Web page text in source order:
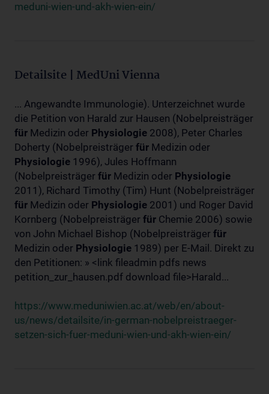
meduni-wien-und-akh-wien-ein/
Detailsite | MedUni Vienna
... Angewandte Immunologie). Unterzeichnet wurde
die Petition von Harald zur Hausen (Nobelpreisträger
für Medizin oder Physiologie 2008), Peter Charles
Doherty (Nobelpreisträger für Medizin oder
Physiologie 1996), Jules Hoffmann
(Nobelpreisträger für Medizin oder Physiologie
2011), Richard Timothy (Tim) Hunt (Nobelpreisträger
für Medizin oder Physiologie 2001) und Roger David
Kornberg (Nobelpreisträger für Chemie 2006) sowie
von John Michael Bishop (Nobelpreisträger für
Medizin oder Physiologie 1989) per E-Mail. Direkt zu
den Petitionen: » <link fileadmin pdfs news
petition_zur_hausen.pdf download file>Harald...
https://www.meduniwien.ac.at/web/en/about-
us/news/detailsite/in-german-nobelpreistraeger-
setzen-sich-fuer-meduni-wien-und-akh-wien-ein/